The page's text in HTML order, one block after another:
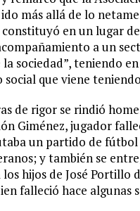
más allá de lo
en un lugar de
a un
sociedad”, teniendo
social que viene
de rigor se rindió
Giménez, jugador
un partido de fútbol
y también se
hijos de José Portillo
falleció hace algunas